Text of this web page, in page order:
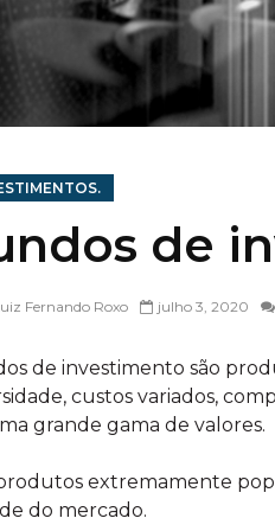
de
Fernando Roxo julho 3, 2020
de investimento são
custos variados,
grande gama de valores.
extremamente
do mercado.